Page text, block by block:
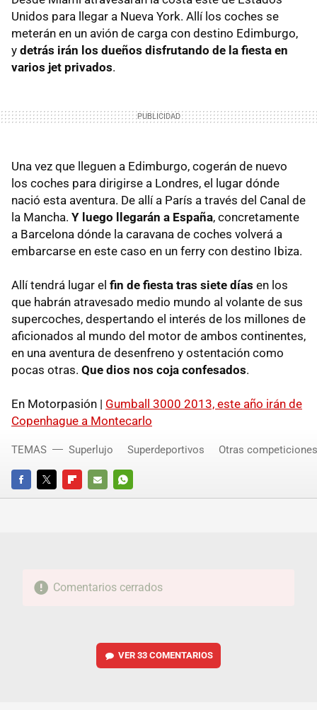
Unidos para llegar a Nueva York. Allí los coches se
meterán en un avión de carga con destino Edimburgo,
y detrás irán los dueños disfrutando de la fiesta en
varios jet privados.
Una vez que lleguen a Edimburgo, cogerán de nuevo
los coches para dirigirse a Londres, el lugar dónde
nació esta aventura. De allí a París a través del Canal de
la Mancha. Y luego llegarán a España, concretamente
a Barcelona dónde la caravana de coches volverá a
embarcarse en este caso en un ferry con destino Ibiza.
Allí tendrá lugar el fin de fiesta tras siete días en los
que habrán atravesado medio mundo al volante de sus
supercoches, despertando el interés de los millones de
aficionados al mundo del motor de ambos continentes,
en una aventura de desenfreno y ostentación como
pocas otras. Que dios nos coja confesados.
En Motorpasión | Gumball 3000 2013, este año irán de
Copenhague a Montecarlo
FACEBOOKTWITTERFLIPBOARD
E-
WHATSAPP
TEMAS Superlujo Superdeportivos Otras competiciones
Comentarios cerrados
VER 33 COMENTARIOS